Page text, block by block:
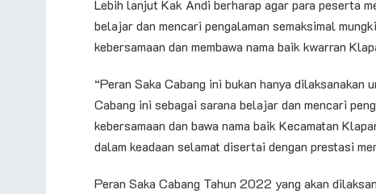
Lebih lanjut Kak Andi berharap agar para peserta
belajar dan mencari pengalaman semaksimal
kebersamaan dan membawa nama baik kwarran
“Peran Saka Cabang ini bukan hanya dilaksanakan
Cabang ini sebagai sarana belajar dan mencari
kebersamaan dan bawa nama baik Kecamatan
dalam keadaan selamat disertai dengan prestasi
Peran Saka Cabang Tahun 2022 yang akan